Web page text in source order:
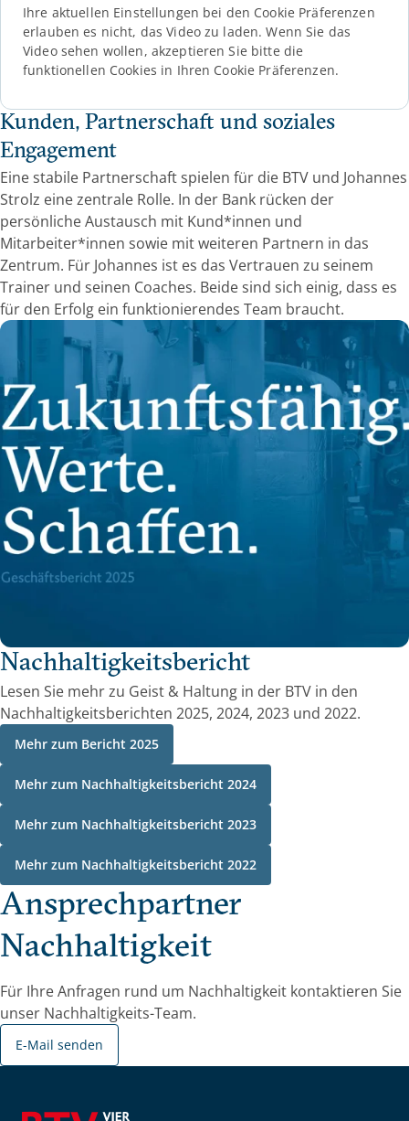
Kunden, Partnerschaft und soziales
Engagement
Eine stabile Partnerschaft spielen für die BTV und Johannes
Strolz eine zentrale Rolle. In der Bank rücken der
persönliche Austausch mit Kund*innen und
Mitarbeiter*innen sowie mit weiteren Partnern in das
Zentrum. Für Johannes ist es das Vertrauen zu seinem
Trainer und seinen Coaches. Beide sind sich einig, dass es
für den Erfolg ein funktionierendes Team braucht.
Ihre aktuellen Einstellungen bei den Cookie Präferenzen
erlauben es nicht, das Video zu laden. Wenn Sie das
Video sehen wollen, akzeptieren Sie bitte die
funktionellen Cookies in Ihren Cookie Präferenzen.
Nachhaltigkeitsbericht
Lesen Sie mehr zu Geist & Haltung in der BTV in den
Nachhaltigkeitsberichten 2025, 2024, 2023 und 2022.
Mehr zum Bericht 2025
Mehr zum Nachhaltigkeitsbericht 2024
Mehr zum Nachhaltigkeitsbericht 2023
Mehr zum Nachhaltigkeitsbericht 2022
Ansprechpartner
Nachhaltigkeit
Für Ihre Anfragen rund um Nachhaltigkeit kontaktieren Sie
unser Nachhaltigkeits-Team.
E-Mail senden